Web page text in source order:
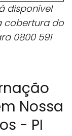
disponível
cobertura do
0800 591
Nossa
- PI